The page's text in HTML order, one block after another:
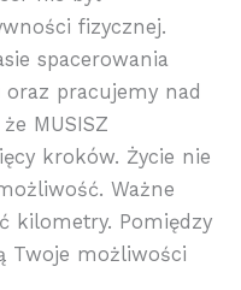
fizycznej.
spacerowania
pracujemy nad
MUSISZ
kroków. Życie nie
Ważne
kilometry. Pomiędzy
Twoje możliwości